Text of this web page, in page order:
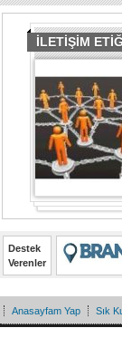
İLETİŞİM
Destek
Verenler
Anasayfam Yap Sık